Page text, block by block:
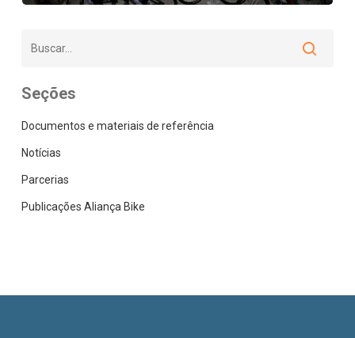
Seções
Documentos e materiais de referência
Notícias
Parcerias
Publicações Aliança Bike